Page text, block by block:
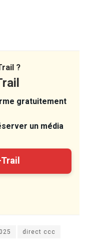
?
gratuitement
un média
direct ccc